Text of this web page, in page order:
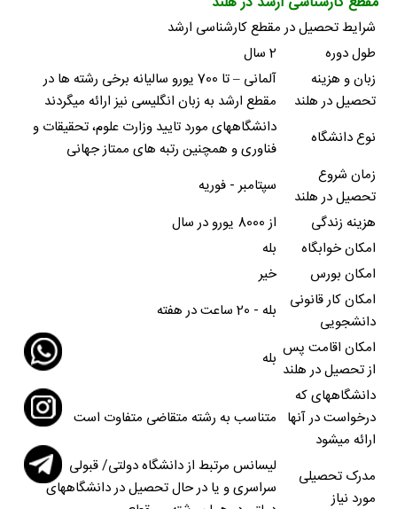
شرایط تحصیل در مقطع کارشناسی ارشد
2 سال
طول دوره
آلمانی – تا 700 یورو سالیانه برخی رشته ها در
مقطع ارشد به زبان انگلیسی نیز ارائه میگردند
زبان و هزینه
تحصیل در هلند
دانشگاههای مورد تایید وزارت علوم، تحقیقات و
فناوری و همچنین رتبه های ممتاز جهانی
نوع دانشگاه
سپتامبر - فوریه
زمان شروع
تحصیل در هلند
از 8000 یورو در سال
هزینه زندگی
بله
امکان خوابگاه
خیر
امکان بورس
بله - 20 ساعت در هفته
امکان کار قانونی
دانشجویی
بله امکان اقامت پس
از تحصیل در هلند
متناسب به رشته متقاضی متفاوت است
دانشگاههای که
درخواست در آنها
ارائه میشود
لیسانس مرتبط از دانشگاه دولتی/ قبولی کنکور
سراسری و یا در حال تحصیل در دانشگاههای
مدرک تحصیلی
مورد نیاز